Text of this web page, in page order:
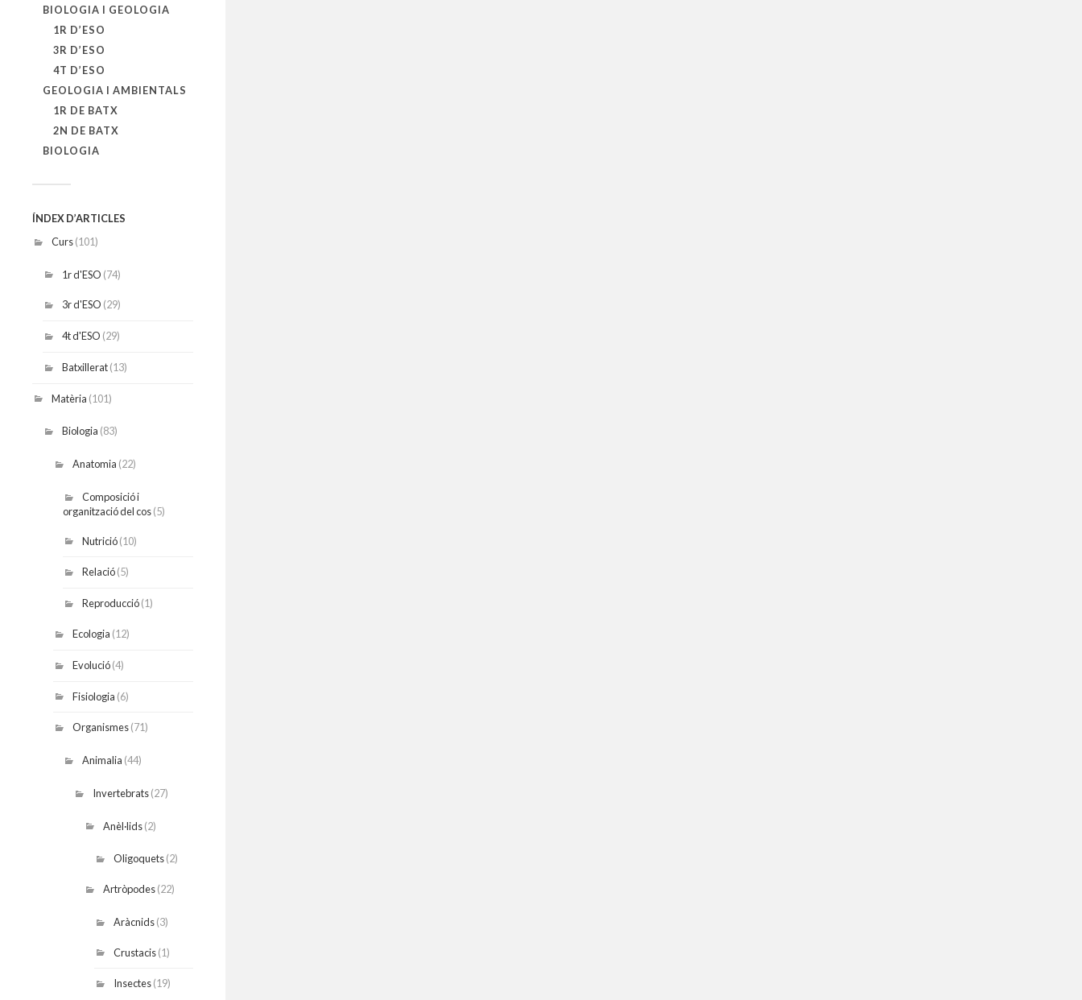
BIOLOGIA I GEOLOGIA
1R D’ESO
3R D’ESO
4T D’ESO
GEOLOGIA I AMBIENTALS
1R DE BATX
2N DE BATX
BIOLOGIA
ÍNDEX D’ARTICLES
Curs(101)
1r d'ESO (74)
3r d'ESO (29)
4t d'ESO (29)
Batxillerat(13)
Matèria (101)
Biologia (83)
Anatomia (22)
Composició i
organització del cos(5)
Nutrició(10)
Relació(5)
Reproducció(1)
Ecologia (12)
Evolució(4)
Fisiologia (6)
Organismes(71)
Animalia (44)
Invertebrats(27)
Anèl·lids(2)
Oligoquets(2)
Artròpodes(22)
Aràcnids(3)
Crustacis(1)
Insectes(19)